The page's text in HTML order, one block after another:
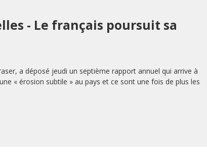
- Le français poursuit sa
a déposé jeudi un septième rapport annuel qui arrive à
« érosion subtile » au pays et ce sont une fois de plus les